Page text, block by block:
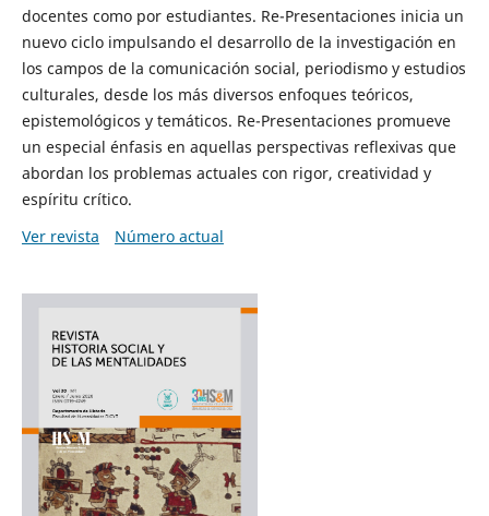
docentes como por estudiantes. Re-Presentaciones inicia un
nuevo ciclo impulsando el desarrollo de la investigación en
los campos de la comunicación social, periodismo y estudios
culturales, desde los más diversos enfoques teóricos,
epistemológicos y temáticos. Re-Presentaciones promueve
un especial énfasis en aquellas perspectivas reflexivas que
abordan los problemas actuales con rigor, creatividad y
espíritu crítico.
Ver revista
Número actual